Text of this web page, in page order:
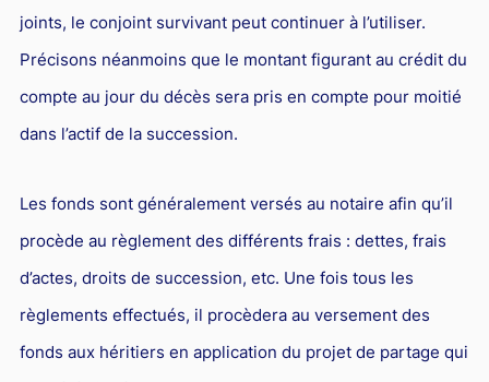
joints, le conjoint survivant peut continuer à l’utiliser.
Précisons néanmoins que le montant figurant au crédit du
compte au jour du décès sera pris en compte pour moitié
dans l’actif de la succession.
Les fonds sont généralement versés au notaire afin qu’il
procède au règlement des différents frais : dettes, frais
d’actes, droits de succession, etc. Une fois tous les
règlements effectués, il procèdera au versement des
fonds aux héritiers en application du projet de partage qui